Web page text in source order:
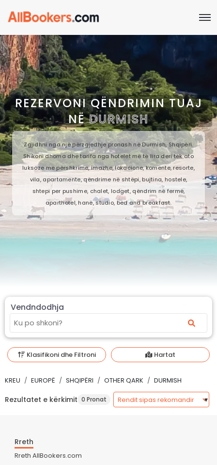
REZERVONI QËNDRIMIN TUAJ
NËDURMISH
Zgjidhni nga një përzgjedhje pronash në Durmish, Shqipëri.
Shikoni dhoma dhe tarifa nga hotelet më të lira deri tek ato
luksoze me përshkrime, imazhe, lokacione, komente, resorte,
vila, apartamente, qëndrime në shtëpi, bujtina, hostele,
shtepi per pushime, chalet, lodget, qëndrim në fermë,
aparthotel, hanë, studio, bed and breakfast.
Vendndodhja
Klasifikoni dhe Filtroni Hartat
KREU EUROPË SHQIPËRI OTHER QARK DURMISH
Rezultatet e kërkimit 0 Pronat
Rreth
Rreth AllBookers.com